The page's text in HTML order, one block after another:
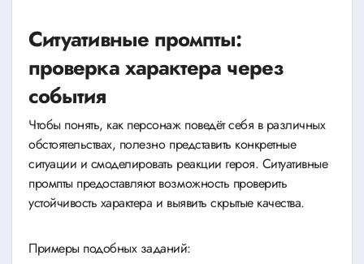
Ситуативные промпты:
проверка характера через
события
Чтобы понять, как персонаж поведёт себя в различных
обстоятельствах, полезно представить конкретные
ситуации и смоделировать реакции героя. Ситуативные
промпты предоставляют возможность проверить
устойчивость характера и выявить скрытые качества.
Примеры подобных заданий: